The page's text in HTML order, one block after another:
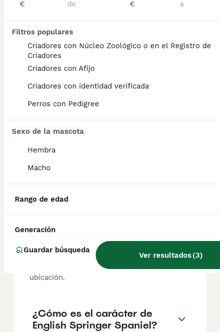
€
€
Filtros populares
Criadores con Núcleo Zoológico o en el Registro de
Criadores
Criadores con Afijo
Criadores con identidad verificada
Perros con Pedigree
Sexo de la mascota
Hembra
Macho
Rango de edad
Generación
Guardar búsqueda
Ver resultados(3)
English Springer Spaniel
SexoPrecio
Identidad Verificada
¿Cuánto cuesta un cachorro
El coste medio de un cachorro de English
aproximadamente 425€, aunque los precios
pueden variar según factores como el
pedigrí, la reputación del criador y la
ubicación.
¿Cómo es el carácter de
English Springer Spaniel?